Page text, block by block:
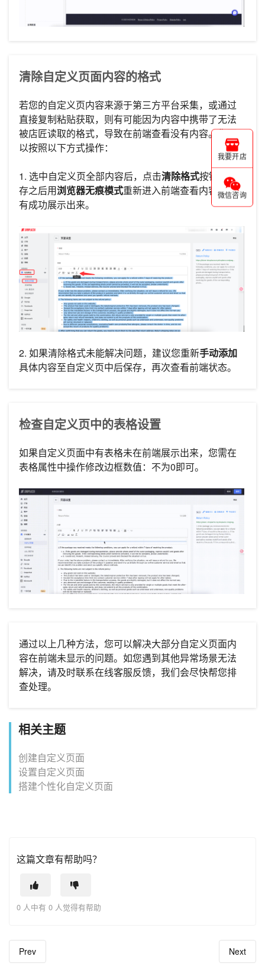
清除自定义页面内容的格式
若您的自定义页内容来源于第三方平台采集，或通过
直接复制粘贴获取，则有可能因为内容中携带了无法
被店匠读取的格式，导致在前端查看没有内容。您可
以按照以下方式操作：
1. 选中自定义页全部内容后，点击清除格式按钮，保
存之后用浏览器无痕模式重新进入前端查看内容是否
有成功展示出来。
2. 如果清除格式未能解决问题，建议您重新手动添加
具体内容至自定义页中后保存，再次查看前端状态。
检查自定义页中的表格设置
如果自定义页面中有表格未在前端展示出来，您需在
表格属性中操作修改边框数值：不为0即可。
通过以上几种方法，您可以解决大部分自定义页面内
容在前端未显示的问题。如您遇到其他异常场景无法
解决，请及时联系在线客服反馈，我们会尽快帮您排
查处理。
相关主题
创建自定义页面
设置自定义页面
搭建个性化自定义页面
这篇文章有帮助吗？
0 人中有 0 人觉得有帮助
Prev Next
我要开店
微信咨询